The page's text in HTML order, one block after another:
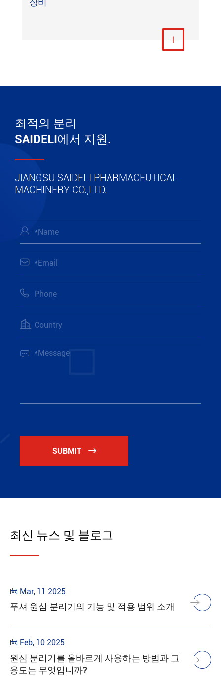
장비
더 보기

최적의 분리
SAIDELI에서 지원.
JIANGSU SAIDELI PHARMACEUTICAL
MACHINERY CO.,LTD.





SUBMIT 
최신 뉴스 및 블로그
 Mar, 11 2025
푸셔 원심 분리기의 기능 및 적용 범위 소개
 Feb, 10 2025
원심 분리기를 올바르게 사용하는 방법과 그
용도는 무엇입니까?